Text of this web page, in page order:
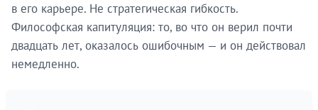
в его карьере. Не стратегическая гибкость.
Философская капитуляция: то, во что он верил почти
двадцать лет, оказалось ошибочным — и он действовал
немедленно.